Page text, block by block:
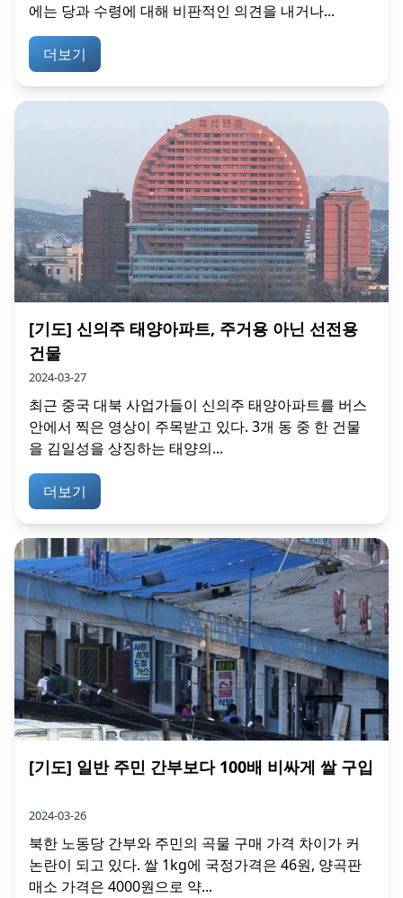
에는 당과 수령에 대해 비판적인 의견을 내거나...
더보기
[기도] 신의주 태양아파트, 주거용 아닌 선전용
건물
2024-03-27
최근 중국 대북 사업가들이 신의주 태양아파트를 버스
안에서 찍은 영상이 주목받고 있다. 3개 동 중 한 건물
을 김일성을 상징하는 태양의...
더보기
[기도] 일반 주민 간부보다 100배 비싸게 쌀 구입
2024-03-26
북한 노동당 간부와 주민의 곡물 구매 가격 차이가 커
논란이 되고 있다. 쌀 1kg에 국정가격은 46원, 양곡판
매소 가격은 4000원으로 약...